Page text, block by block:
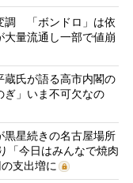
調 「ボンドロ」は依
量流通し一部で値崩
蔵氏が語る高市内閣の
」いま不可欠なの
黒星続きの名古屋場所
「今日はみんなで焼肉
支出増に